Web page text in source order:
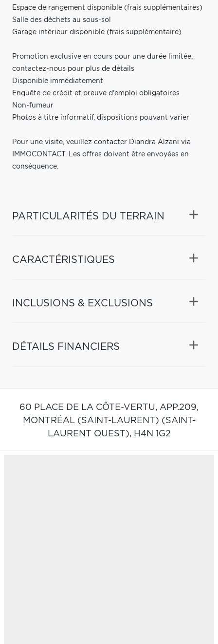
Espace de rangement disponible (frais supplémentaires)
Salle des déchets au sous-sol
Garage intérieur disponible (frais supplémentaire)
Promotion exclusive en cours pour une durée limitée,
contactez-nous pour plus de détails
Disponible immédiatement
Enquête de crédit et preuve d'emploi obligatoires
Non-fumeur
Photos à titre informatif, dispositions pouvant varier
Pour une visite, veuillez contacter Diandra Alzani via
IMMOCONTACT. Les offres doivent être envoyées en
conséquence.
PARTICULARITÉS DU TERRAIN
CARACTÉRISTIQUES
INCLUSIONS & EXCLUSIONS
DÉTAILS FINANCIERS
60 PLACE DE LA CÔTE-VERTU, APP.209,
MONTRÉAL (SAINT-LAURENT) (SAINT-
LAURENT OUEST), H4N 1G2